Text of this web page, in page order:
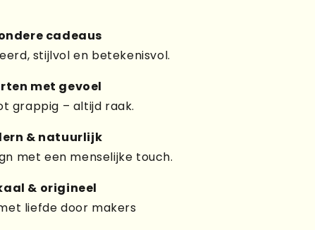
cadeaus
stijlvol en betekenisvol.
met gevoel
grappig – altijd raak.
& natuurlijk
met een menselijke touch.
& origineel
liefde door makers